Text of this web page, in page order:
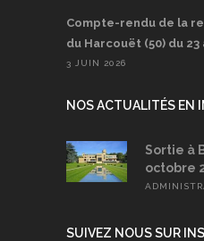
Compte-rendu de la
du Harcouët (50) du 23
3 JUIN 2026
NOS ACTUALITÉS EN
Sortie à
octobre
SUIVEZ NOUS SUR